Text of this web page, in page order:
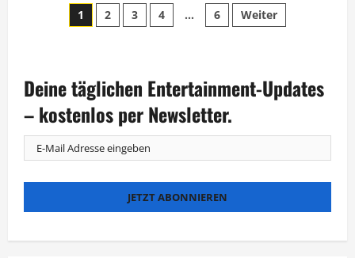
Top:
„Gleichberechtigung
Seitennummerierung
Beiträge
1 2 3 4 … 6 Weiter
Deine täglichen Entertainment-Updates
– kostenlos per Newsletter.